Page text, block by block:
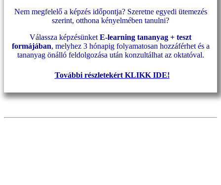
Nem megfelelő a képzés időpontja? Szeretne egyedi ütemezés
szerint, otthona kényelmében tanulni?
Válassza képzésünket E-learning tananyag + teszt
formájában, melyhez 3 hónapig folyamatosan hozzáférhet és a
tananyag önálló feldolgozása után konzultálhat az oktatóval.
További részletekért KLIKK IDE!